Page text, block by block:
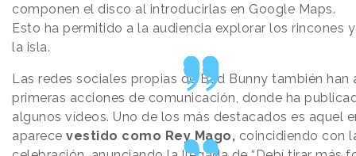
componen el disco al introducirlas en Google Maps.
Esto ha permitido a la audiencia explorar los rincones
la isla.
Las redes sociales propias de Bad Bunny también han
primeras acciones de comunicación, donde ha
algunos vídeos. Uno de los más destacados es aquel
aparece vestido como Rey Mago, coincidiendo con